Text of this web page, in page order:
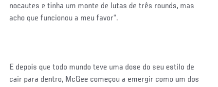
nocautes e tinha um monte de lutas de três rounds, mas
acho que funcionou a meu favor".
E depois que todo mundo teve uma dose do seu estilo de
cair para dentro, McGee começou a emergir como um dos